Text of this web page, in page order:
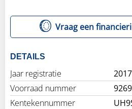
Vraag een
DETAILS
Jaar registratie
2017
Voorraad nummer
9269
Kentekennummer